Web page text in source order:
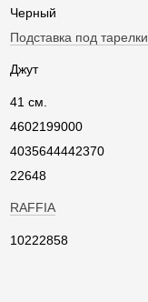
Черный
Подставка под тарелки
Джут
41 см.
4602199000
4035644442370
22648
RAFFIA
10222858